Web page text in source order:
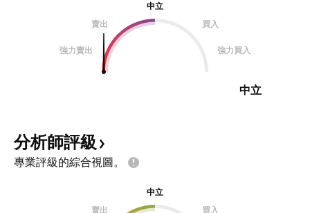
舊前利潤 都有增長 市場面 可能不合
味道 => 可能有機會炒這
中立
賣出
買入
強力賣出 強力買入
中立
分析師評級
專業評級的綜合視圖。
中立
賣出
買入